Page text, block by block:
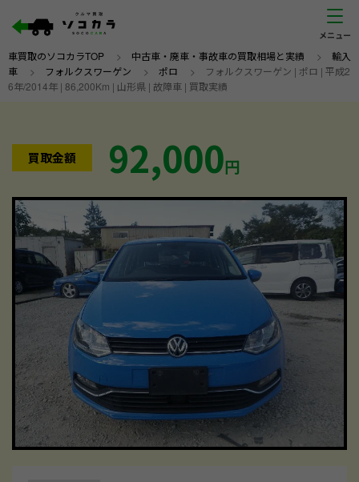
車買取のソコカラTOP > 中古車・廃車・事故車の買取相場と実績 > 輸入
車 > フォルクスワーゲン > ポロ >
フォルクスワーゲン | ポロ | 平成2
6年/2014年 | 86,200Km | 山形県 | 故障車 | 買取実績
買取金額 92,000円